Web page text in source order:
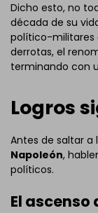
Dicho esto, no
década de su
político-militares
derrotas, el
terminando con
Logros
Antes de saltar a
Napoleón,
políticos.
El ascenso